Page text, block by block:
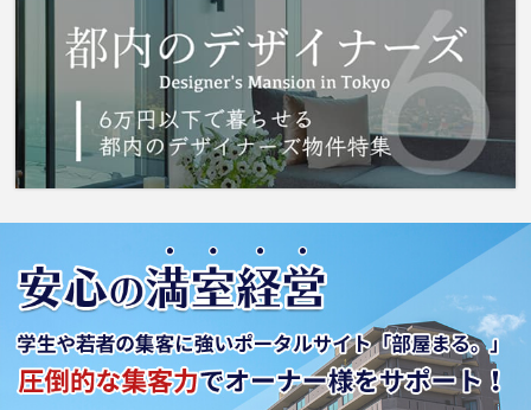
な住まいを探しましょう。どうぞご利用くださ
い。